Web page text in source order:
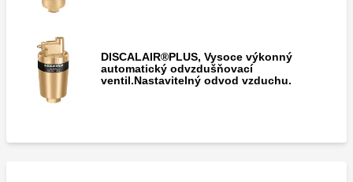
DISCALAIR®PLUS, Vysoce výkonný
automatický odvzdušňovací
ventil.Nastavitelný odvod vzduchu.